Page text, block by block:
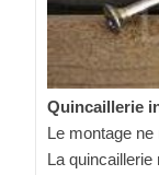
Quincaillerie
Le montage
La